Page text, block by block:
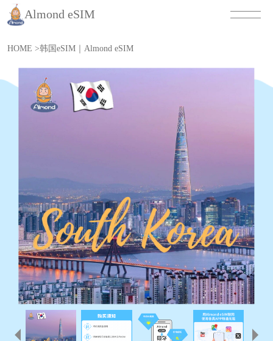
Almond eSIM
HOME >韩国eSIM｜Almond eSIM